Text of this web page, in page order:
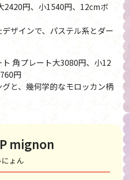
円、小1540円、12cmボ
ザインで、パステル系とダー
角プレート大3080円、小12
円
と、幾何学的なモロッカン柄
mignon
ょん